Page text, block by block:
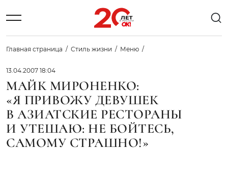
Главная страница Стиль жизни Меню
13.04.2007 18:04
МАЙК МИРОНЕНКО:
«Я ПРИВОЖУ ДЕВУШЕК
В АЗИАТСКИЕ РЕСТОРАНЫ
И УТЕШАЮ: НЕ БОЙТЕСЬ,
САМОМУ СТРАШНО!»